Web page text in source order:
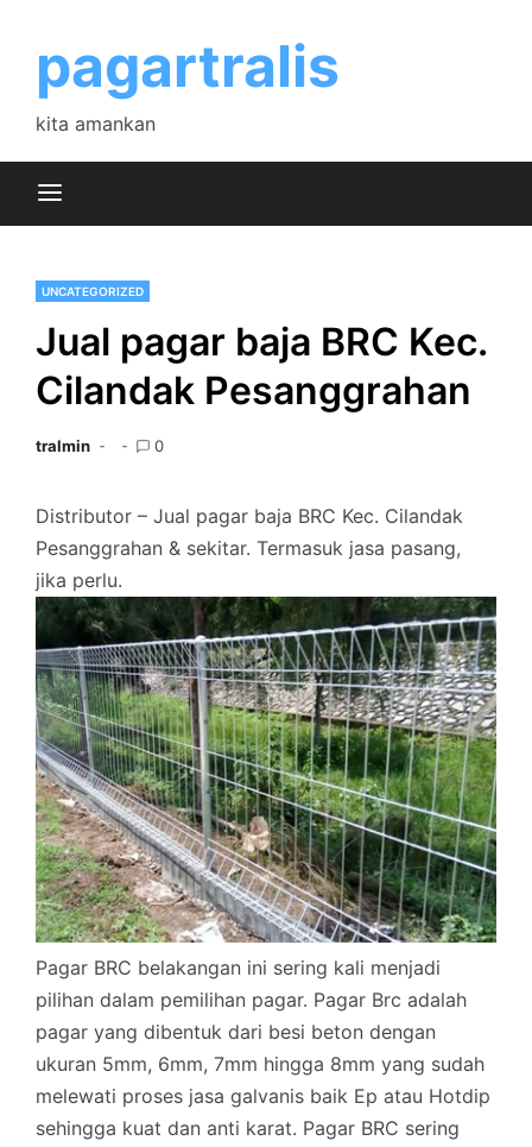
contentpagartralis
kita amankan
UNCATEGORIZED
Jual pagar baja BRC Kec.
Cilandak Pesanggrahan
tralmin 0
Distributor – Jual pagar baja BRC Kec. Cilandak
Pesanggrahan & sekitar. Termasuk jasa pasang,
jika perlu.
Pagar BRC belakangan ini sering kali menjadi
pilihan dalam pemilihan pagar. Pagar Brc adalah
pagar yang dibentuk dari besi beton dengan
ukuran 5mm, 6mm, 7mm hingga 8mm yang sudah
melewati proses jasa galvanis baik Ep atau Hotdip
sehingga kuat dan anti karat. Pagar BRC sering